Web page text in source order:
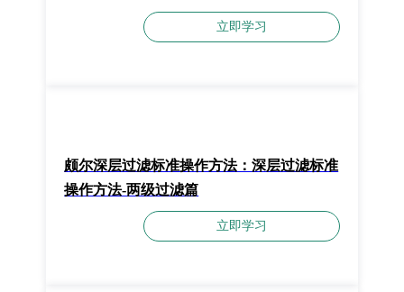
立即学习
颇尔深层过滤标准操作方法：​深层过滤标准
操作方法-两级过滤篇
立即学习